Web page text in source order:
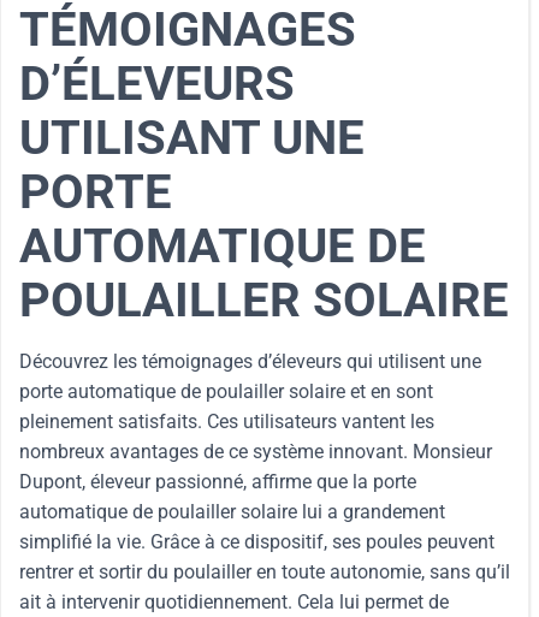
TÉMOIGNAGES
D’ÉLEVEURS
UTILISANT UNE
PORTE
AUTOMATIQUE DE
POULAILLER SOLAIRE
Découvrez les témoignages d’éleveurs qui utilisent une
porte automatique de poulailler solaire et en sont
pleinement satisfaits. Ces utilisateurs vantent les
nombreux avantages de ce système innovant. Monsieur
Dupont, éleveur passionné, affirme que la porte
automatique de poulailler solaire lui a grandement
simplifié la vie. Grâce à ce dispositif, ses poules peuvent
rentrer et sortir du poulailler en toute autonomie, sans qu’il
ait à intervenir quotidiennement. Cela lui permet de